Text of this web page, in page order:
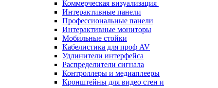
Коммерческая визуализация
Интерактивные панели
Профессиональные панели
Интерактивные мониторы
Мобильные стойки
Кабелистика для проф AV
Удлинители интерфейса
Распределители сигнала
Контроллеры и медиаплееры
Кронштейны для видео стен и